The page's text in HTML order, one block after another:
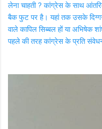
लेना चाहती ? कांग्रेस के साथ
बैक फुट पर है। यहां तक उसके
वाले कापिल सिब्बल हों या अभिषेक
पहले की तरह कांग्रेस के प्रति